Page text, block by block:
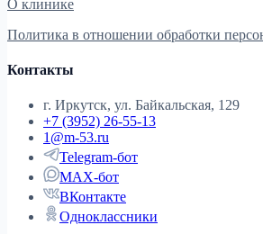
О клинике
Политика в отношении обработки
Контакты
г. Иркутск, ул. Байкальская, 129
+7 (3952) 26-55-13
1@m-53.ru
Telegram-бот
MAX-бот
ВКонтакте
Одноклассники